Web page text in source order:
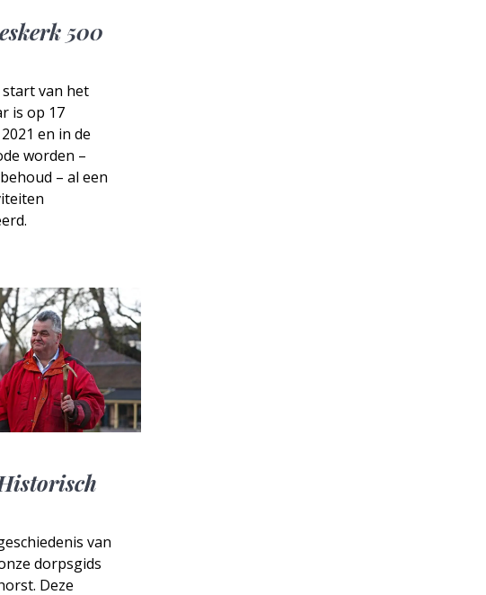
500
start van het
is op 17
en in de
worden –
– al een
van
dorpsgids
Deze